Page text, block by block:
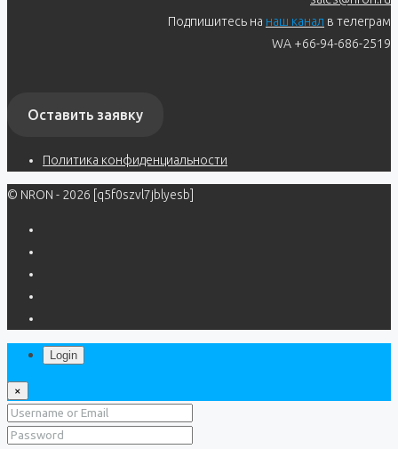
Подпишитесь на наш канал в телеграм
WA +66-94-686-2519
Оставить заявку
Политика конфиденциальности
© NRON - 2026 [q5f0szvl7jblyesb]
Login
×